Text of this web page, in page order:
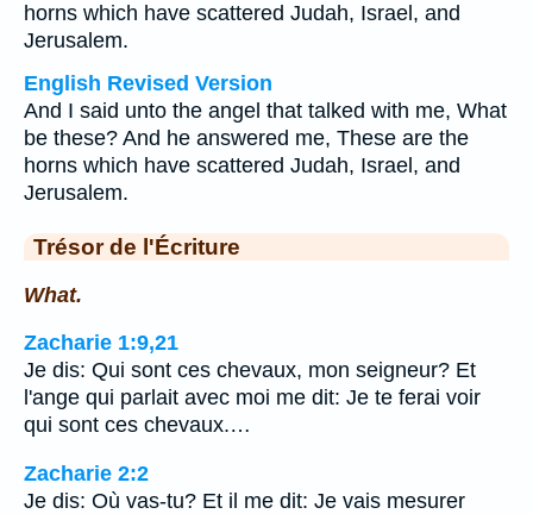
horns which have scattered Judah, Israel, and
Jerusalem.
English Revised Version
And I said unto the angel that talked with me, What
be these? And he answered me, These are the
horns which have scattered Judah, Israel, and
Jerusalem.
Trésor de l'Écriture
What.
Zacharie 1:9,21
Je dis: Qui sont ces chevaux, mon seigneur? Et
l'ange qui parlait avec moi me dit: Je te ferai voir
qui sont ces chevaux.…
Zacharie 2:2
Je dis: Où vas-tu? Et il me dit: Je vais mesurer